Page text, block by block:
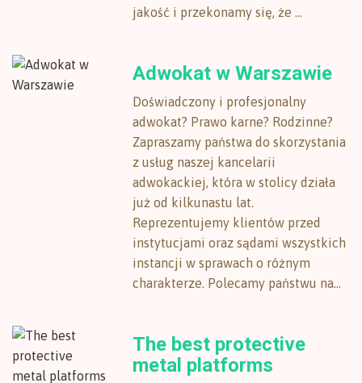
jakość i przekonamy się, że ...
Adwokat w Warszawie
Doświadczony i profesjonalny
adwokat? Prawo karne? Rodzinne?
Zapraszamy państwa do skorzystania
z usług naszej kancelarii
adwokackiej, która w stolicy działa
już od kilkunastu lat.
Reprezentujemy klientów przed
instytucjami oraz sądami wszystkich
instancji w sprawach o różnym
charakterze. Polecamy państwu na...
The best protective
metal platforms